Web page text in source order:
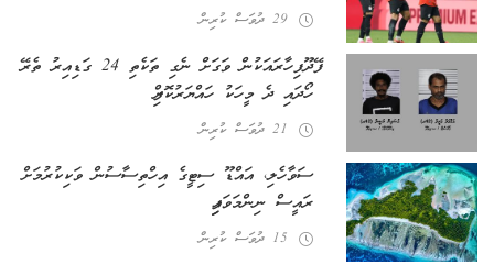
29 ދުވަސް ކުރިން
ފޭދޫ ފިހާރައަކުން ވަގަށް ނެގި ތަކެތި 24 ގަޑިއިރު ތެރޭ
ހޯދައި ދެ މީހަކު ހައްޔަރުކޮށްފި
21 ދުވަސް ކުރިން
ސަވާހެލި، އައްޑޫ ސިޓީގެ އިހްތިސާސުން ވަކިކުރުމަށް
ރައީސް ނިންމަވައިފި
15 ދުވަސް ކުރިން